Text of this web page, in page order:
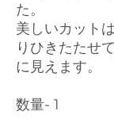
た。
美しいカット
りひきたたせ
に見えます。
数量- 1